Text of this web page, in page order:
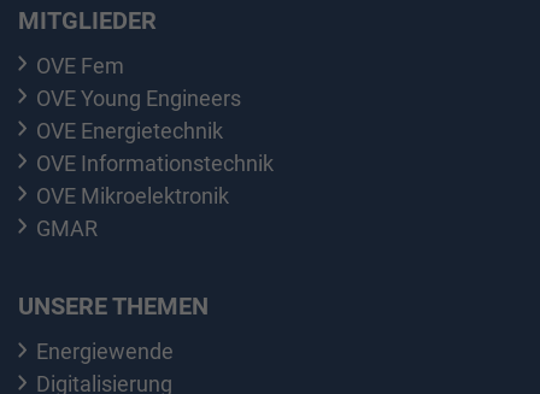
MITGLIEDER
OVE Fem
OVE Young Engineers
OVE Energietechnik
OVE Informationstechnik
OVE Mikroelektronik
GMAR
UNSERE THEMEN
Energiewende
Digitalisierung